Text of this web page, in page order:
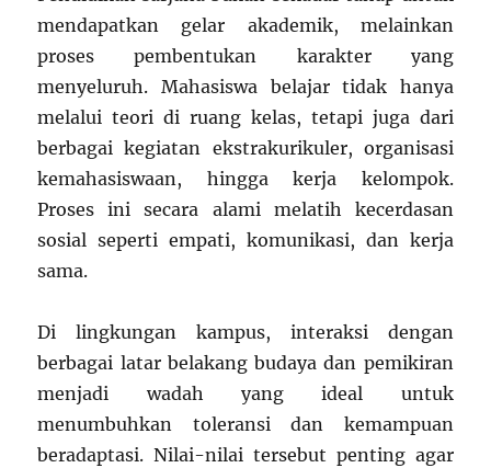
mendapatkan gelar akademik, melainkan
proses pembentukan karakter yang
menyeluruh. Mahasiswa belajar tidak hanya
melalui teori di ruang kelas, tetapi juga dari
berbagai kegiatan ekstrakurikuler, organisasi
kemahasiswaan, hingga kerja kelompok.
Proses ini secara alami melatih kecerdasan
sosial seperti empati, komunikasi, dan kerja
sama.
Di lingkungan kampus, interaksi dengan
berbagai latar belakang budaya dan pemikiran
menjadi wadah yang ideal untuk
menumbuhkan toleransi dan kemampuan
beradaptasi. Nilai-nilai tersebut penting agar